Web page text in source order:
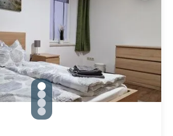
gallery.slide_selector
Zu Slide 1 wechseln
Zu Slide 2 wechseln
Zu Slide 3 wechseln
Zu Slide 4 wechseln